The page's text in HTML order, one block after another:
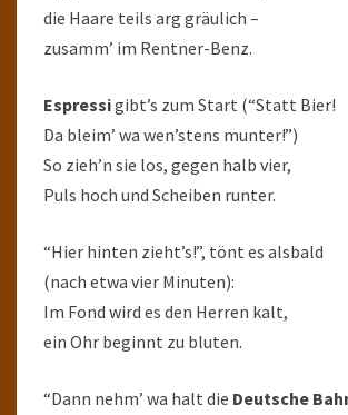
die Haare teils arg gräulich –
zusamm’ im Rentner-Benz.
Espressigibt’s zum Start (“Statt Bier!
Da bleim’ wa wen’stens munter!”)
So zieh’n sie los, gegen halb vier,
Puls hoch und Scheiben runter.
“Hier hinten zieht’s!”, tönt es alsbald
(nach etwa vier Minuten):
Im Fond wird es den Herren kalt,
ein Ohr beginnt zu bluten.
“Dann nehm’ wa halt die Deutsche